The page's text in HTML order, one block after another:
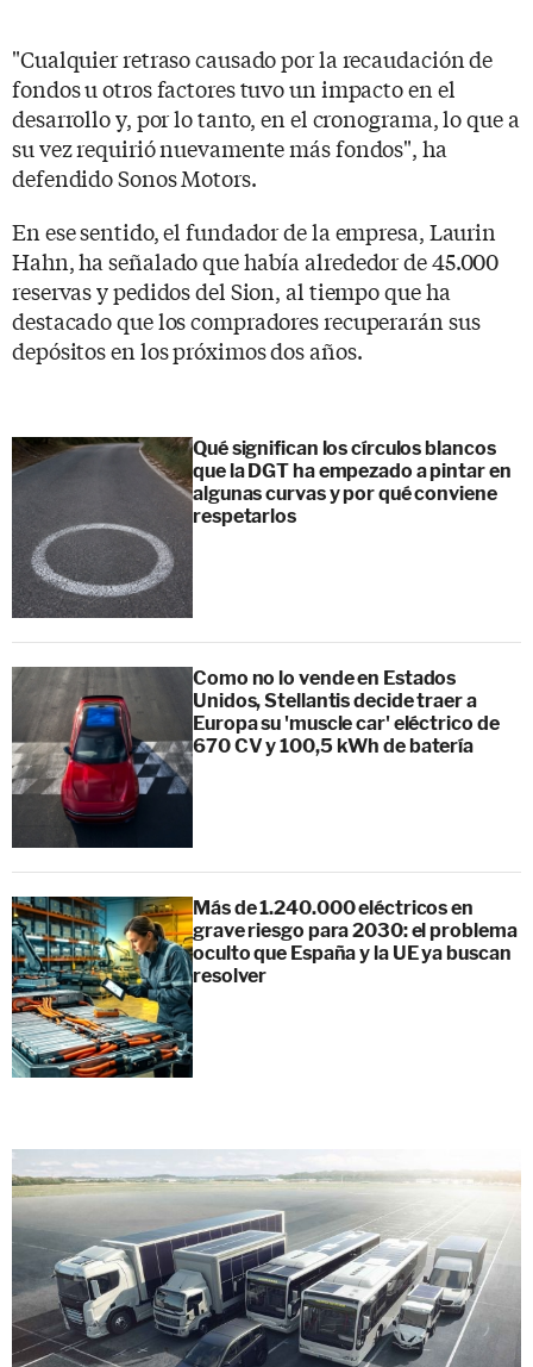
"Cualquier retraso causado por la recaudación de
fondos u otros factores tuvo un impacto en el
desarrollo y, por lo tanto, en el cronograma, lo que a
su vez requirió nuevamente más fondos", ha
defendido Sonos Motors.
En ese sentido, el fundador de la empresa, Laurin
Hahn, ha señalado que había alrededor de 45.000
reservas y pedidos del Sion, al tiempo que ha
destacado que los compradores recuperarán sus
depósitos en los próximos dos años.
Qué significan los círculos blancos
que la DGT ha empezado a pintar en
algunas curvas y por qué conviene
respetarlos
Como no lo vende en Estados
Unidos, Stellantis decide traer a
Europa su 'muscle car' eléctrico de
670 CV y 100,5 kWh de batería
Más de 1.240.000 eléctricos en
grave riesgo para 2030: el problema
oculto que España y la UE ya buscan
resolver